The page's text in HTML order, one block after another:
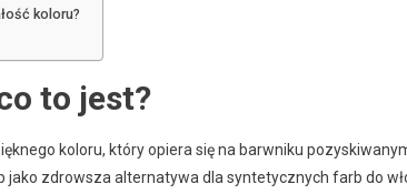
koloru?
to jest?
koloru, który opiera się na barwniku
jako zdrowsza alternatywa dla syntetycznych farb do